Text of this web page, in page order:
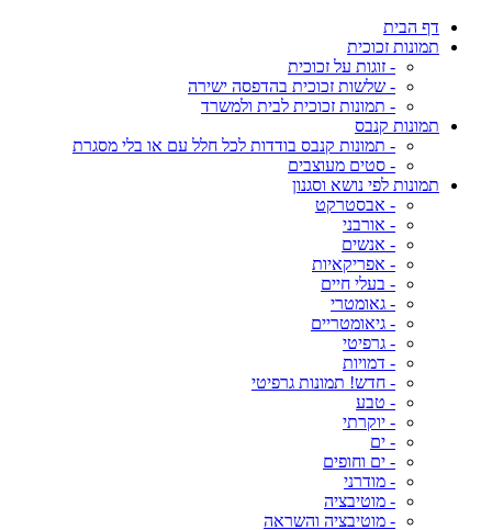
דף הבית
תמונות זכוכית
- זוגות על זכוכית
- שלשות זכוכית בהדפסה ישירה
- תמונות זכוכית לבית ולמשרד
תמונות קנבס
- תמונות קנבס בודדות לכל חלל עם או בלי מסגרת
- סטים מעוצבים
תמונות לפי נושא וסגנון
- אבסטרקט
- אורבני
- אנשים
- אפריקאיות
- בעלי חיים
- גאומטרי
- גיאומטריים
- גרפיטי
- דמויות
- חדש! תמונות גרפיטי
- טבע
- יוקרתי
- ים
- ים וחופים
- מודרני
- מוטיבציה
- מוטיבציה והשראה